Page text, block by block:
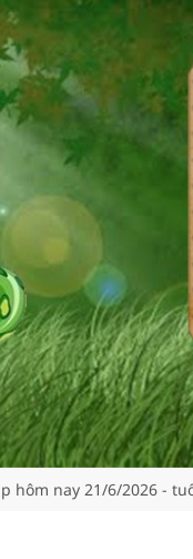
hôm nay 21/6/2026 -